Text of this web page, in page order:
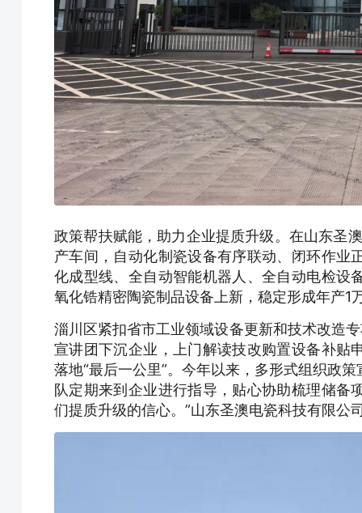
政策帮扶赋能，助力企业提质升级。在山东圣
产车间，自动化制瓷设备有序联动、闭环作业
化成型线、全自动智能机器人、全自动电检设
氧化锆精密陶瓷制品设备上新，稳定形成年产
淄川区紧扣省市工业领域设备更新和技术改造
宣讲团下沉企业，上门解读技改购置设备补贴
落地“最后一公里”。今年以来，多形式组织政
队定期来到企业进行指导，贴心协助梳理储备
们提质升级的信心。”山东圣澳电瓷科技有限公